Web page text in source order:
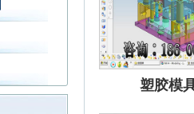
塑胶模